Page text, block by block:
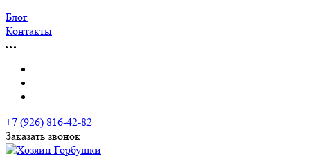
Блог
Контакты
+7 (926) 816-42-82
Заказать звонок